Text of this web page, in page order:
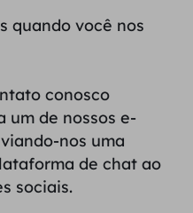
da Web
$0/dia ilimitado
Inscrever-se
quando você nos
conosco
um de nossos e-
nos uma
de chat ao
sociais.